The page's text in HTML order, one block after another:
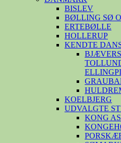
BISLEV
BØLLING SØ
ERTEBØLLE
HOLLERUP
KENDTE
KOELBJERG
UDVALGTE
KONG